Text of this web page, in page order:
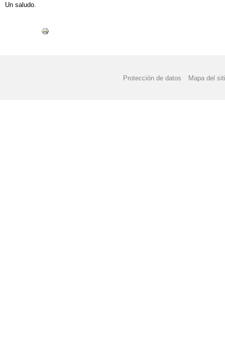
Un saludo.
Protección de datos Mapa del